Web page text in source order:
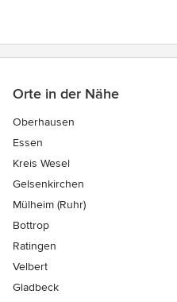
Orte in der Nähe
Oberhausen
Essen
Kreis Wesel
Gelsenkirchen
Mülheim (Ruhr)
Bottrop
Ratingen
Velbert
Gladbeck